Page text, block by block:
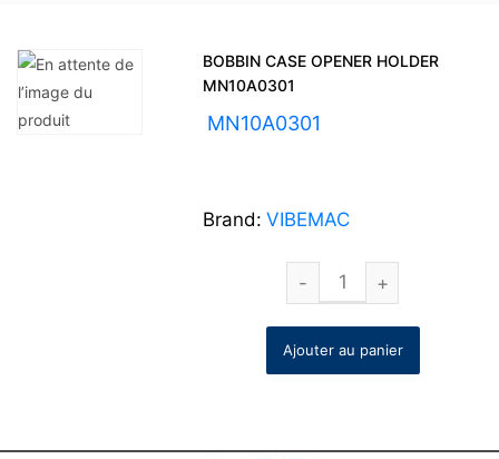
BOBBIN CASE OPENER HOLDER
MN10A0301
MN10A0301
Brand: VIBEMAC
Ajouter au panier